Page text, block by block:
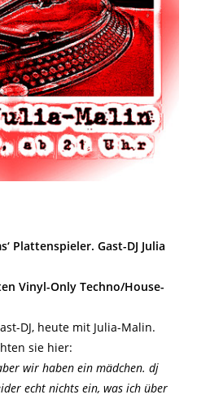
Plattenspieler. Gast-DJ Julia
Vinyl-Only Techno/House-
DJ, heute mit Julia-Malin.
sie hier:
wir haben ein mädchen. dj
echt nichts ein, was ich über